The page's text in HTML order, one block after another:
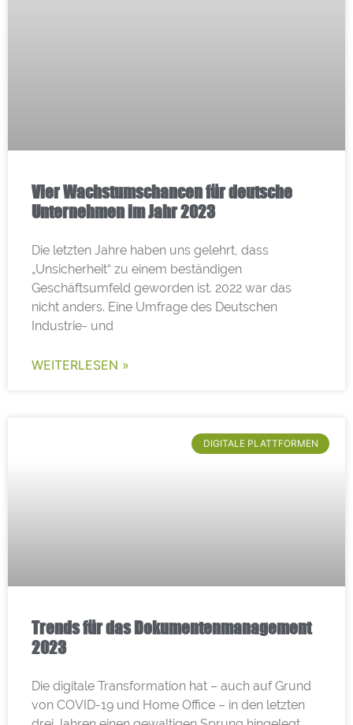
Vier Wachstumschancen für deutsche
Unternehmen im Jahr 2023
Die letzten Jahre haben uns gelehrt, dass
„Unsicherheit“ zu einem beständigen
Geschäftsumfeld geworden ist. 2022 war das
nicht anders. Eine Umfrage des Deutschen
Industrie- und
WEITERLESEN »
DIGITALE PLATTFORMEN
Trends für das Dokumentenmanagement
2023
Die digitale Transformation hat – auch auf Grund
von COVID-19 und Home Office – in den letzten